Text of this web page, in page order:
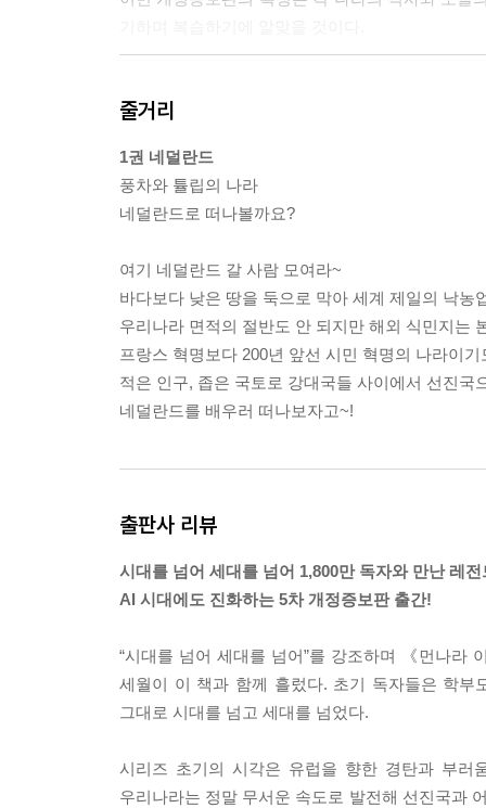
줄거리
1권 네덜란드
풍차와 튤립의 나라
네덜란드로 떠나볼까요?
여기 네덜란드 갈 사람 모여라~
바다보다 낮은 땅을 둑으로 막아 세계 제일의 낙농
우리나라 면적의 절반도 안 되지만 해외 식민지는
프랑스 혁명보다 200년 앞선 시민 혁명의 나라이기
적은 인구, 좁은 국토로 강대국들 사이에서 선진국
네덜란드를 배우러 떠나보자고~!
출판사 리뷰
시대를 넘어 세대를 넘어 1,800만 독자와 만난 레
AI 시대에도 진화하는 5차 개정증보판 출간!
“시대를 넘어 세대를 넘어”를 강조하며 《먼나라
세월이 이 책과 함께 흘렀다. 초기 독자들은 학
그대로 시대를 넘고 세대를 넘었다.
시리즈 초기의 시각은 유럽을 향한 경탄과 부러
우리나라는 정말 무서운 속도로 발전해 선진국과